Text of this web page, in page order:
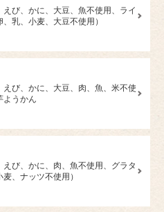
えび、かに、大豆、魚不使用、ライ
乳、小麦、大豆不使用）
えび、かに、大豆、肉、魚、米不使
ようかん
えび、かに、肉、魚不使用、グラタ
、ナッツ不使用）